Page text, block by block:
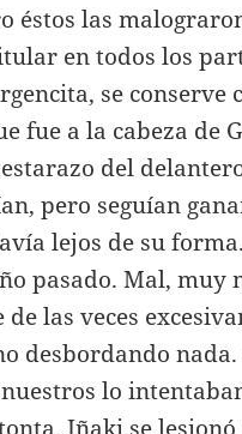
éstos las
en todos los
se conserve
fue a la cabeza de
del
pero seguían
lejos de su
pasado. Mal, muy
las veces
desbordando
lo